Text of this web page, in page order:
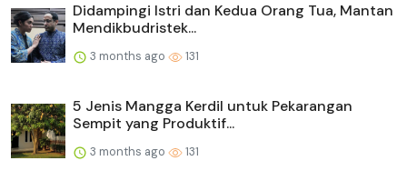
Didampingi Istri dan Kedua Orang Tua, Mantan
Mendikbudristek...
3 months ago 131
5 Jenis Mangga Kerdil untuk Pekarangan
Sempit yang Produktif...
3 months ago 131